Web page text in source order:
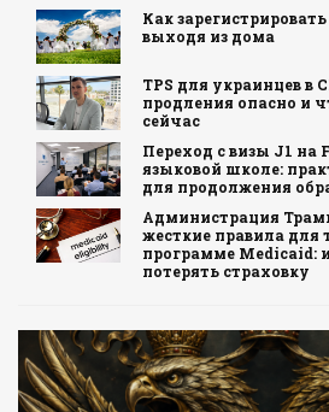
Как
выходя из дома
TPS для украинцев
продления опасно и
сейчас
Переход с визы J1 на
языковой школе:
для продолжения
Администрация
жесткие правила для
программе Medicaid:
потерять страховку